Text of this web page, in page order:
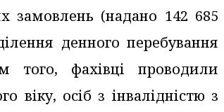
замовлень (надано 142 685
денного перебування
того, фахівці проводили
віку, осіб з інвалідністю з